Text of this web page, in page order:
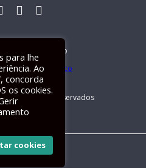
Electrónico
os direitos reservados
ActiveMedia
para lhe
Ao
concorda
os cookies.
cookies